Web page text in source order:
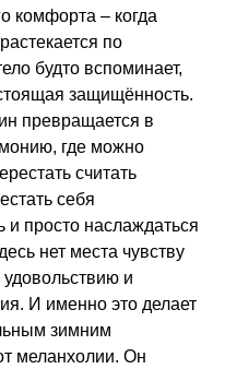
комфорта – когда
по
будто вспоминает,
защищённость.
превращается в
где можно
считать
себя
и просто наслаждаться
нет места чувству
и
И именно это делает
зимним
меланхолии. Он